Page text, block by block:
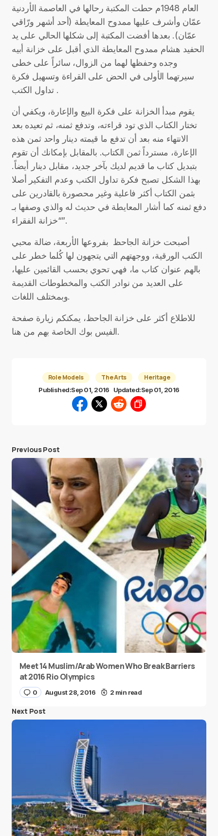
العام 1948م حطت المكتبة رحالها في العاصمة الأردنية
عمّان وأشرف عليها ممدوح المعايطة (أحد أشهر ورّاقي
عمّان). بعدها أفضت المكتبة إلى شكلها الحالي على يد
الحفيد هشام ممدوح المعايطة الذي أقبل على خزانة أبيه
وجده وحفظها لهما من الزوال، سائراً على خطى
سيرتهما الأولى في الحض على القراءة وتسهيل فكرة
تداول الكتب .
يقوم مبدأ الخزانة على فكرة البيع والإعارة، ويكفي أن
تختار الكتاب الذي تود قراءته، وتدفع ثمنه، ثم تعيده بعد
الانتهاء منه بعد أن تدفع ما قيمته دينار واحد ثمن هذه
الإعارة، مسترداً ثمن الكتاب. بالمقابل بإمكانك أن تقوم
بتبديل كتاب ما قديم لديك بآخر جديد، مقابل دينار أيضاً.
بهذا الشكل تصبح فكرة تداول الكتب وعدم التفكير أصلا
بثمن الكتاب أكثر فاعلية وغير محصورة بالقادرين على
دفع ثمنه كما أشار المعايطة في حديث له والذي وصفها بـ
“خزانة الفقراء”.
أصبحت خزانة الجاحظ بفروعها الأربعة، ضالة محبي
الكتب الورقية، ووجهتهم التي يتجهون لها كُلما خطر على
بالهم عنوان كتاب ما، فهي تحوي بحسب القائمين عليها،
على العديد من نوادر الكتب والمخطوطات القديمة
وبمختلف اللغات.
للاطلاع أكثر على خزانة الجاحظ، يمكنكم زيارة صفحة
الفيس بوك الخاصة بهم من هنا.
Role Models The Arts Heritage
Published:Sep 01, 2016 Updated:Sep 01, 2016
Previous Post
Meet 14 Muslim/Arab Women Who Break Barriers
at 2016 Rio Olympics
0 August 28, 2016 2 min read
Next Post